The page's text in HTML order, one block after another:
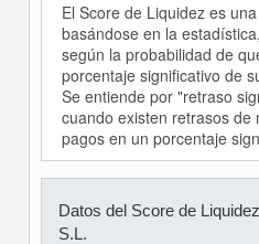
El Score de Liquidez es
basándose en la
según la probabilidad de
porcentaje significativo de
Se entiende por "retraso
cuando existen retrasos de
pagos en un porcentaje
Datos del Score de
S.L.